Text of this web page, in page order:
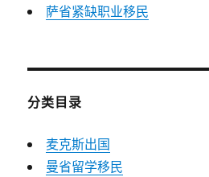
萨省紧缺职业移民
分类目录
麦克斯出国
曼省留学移民